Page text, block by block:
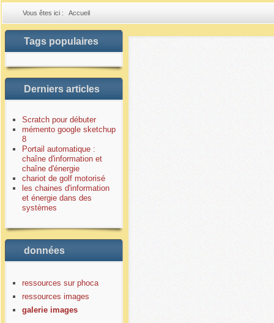
Vous êtes ici : Accueil
Tags populaires
Derniers articles
Scratch pour débuter
mémento google sketchup
8
Portail automatique :
chaîne d'information et
chaîne d'énergie
chariot de golf motorisé
les chaines d'information
et énergie dans des
systèmes
données
ressources sur phoca
ressources images
galerie images